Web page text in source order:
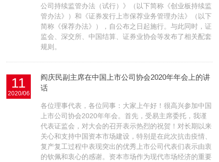
公司持续监管办法（试行）》（以下简称《创业板持续监
管办法》）和《证券发行上市保荐业务管理办法》（以下
简称《保荐办法》），自公布之日起施行。与此同时，证
监会、深交所、中国结算、证券业协会等发布了相关配套
规则。
11
2020/06
阎庆民副主席在中国上市公司协会2020年年会上的讲
话
各位理事代表，各位同事：大家上午好！很高兴参加中国
上市公司协会2020年年会。首先，受易主席委托，我谨
代表证监会，对大会的召开表示热烈的祝贺！对长期以来
关心和支持中国资本市场建设，特别是在此次抗击疫情、
复产复工过程中表现突出的优秀上市公司代表们表示由衷
的钦佩和衷心的感谢。资本市场作为现代市场经济的重要